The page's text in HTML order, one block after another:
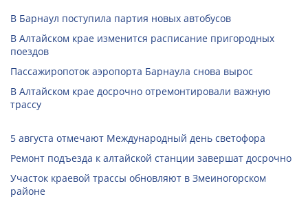
В Барнаул поступила партия новых автобусов
В Алтайском крае изменится расписание пригородных
поездов
Пассажиропоток аэропорта Барнаула снова вырос
В Алтайском крае досрочно отремонтировали важную
трассу
5 августа отмечают Международный день светофора
Ремонт подъезда к алтайской станции завершат досрочно
Участок краевой трассы обновляют в Змеиногорском
районе